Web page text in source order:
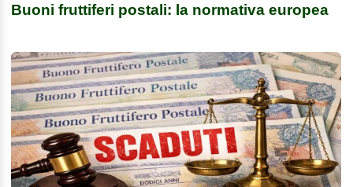
Buoni fruttiferi postali: la normativa europea